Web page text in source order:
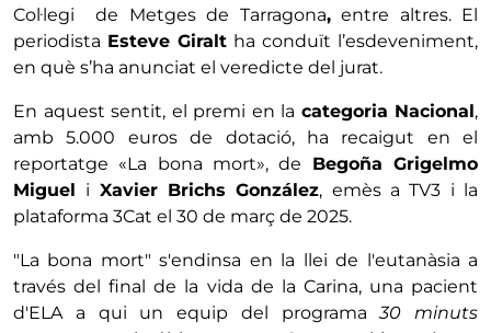
Col·legi de Metges de Tarragona,entre altres. El
periodista Esteve Giralt ha conduït l’esdeveniment,
en què s’ha anunciat el veredicte del jurat.
En aquest sentit, el premi en la categoria Nacional,
amb 5.000 euros de dotació, ha recaigut en el
reportatge «La bona mort», de Begoña Grigelmo
Miguel i Xavier Brichs González, emès a TV3 i la
plataforma 3Cat el 30 de març de 2025.
"La bona mort" s'endinsa en la llei de l'eutanàsia a
través del final de la vida de la Carina, una pacient
d'ELA a qui un equip del programa30 minuts